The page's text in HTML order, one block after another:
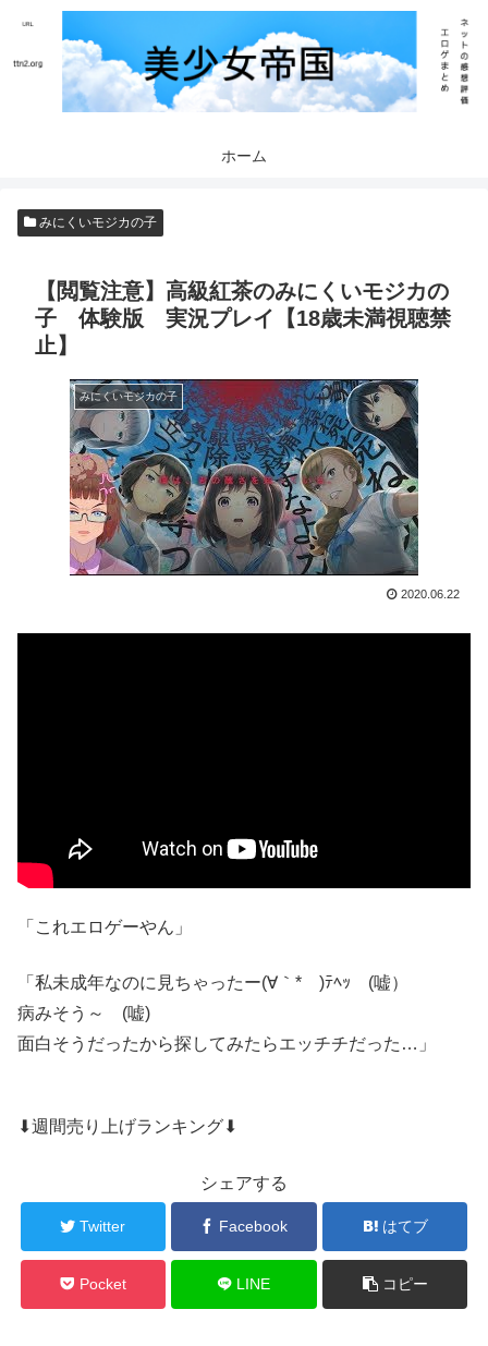
ホーム
みにくいモジカの子
【閲覧注意】高級紅茶のみにくいモジカの
子 体験版 実況プレイ【18歳未満視聴禁
止】
みにくいモジカの子
2020.06.22
「これエロゲーやん」
「私未成年なのに見ちゃったー(∀｀*ゞ)ﾃﾍｯ (嘘）
病みそう～ (嘘)
面白そうだったから探してみたらエッチチだった…」
⬇週間売り上げランキング⬇
シェアする
Twitter Facebook はてブ
Pocket LINE コピー